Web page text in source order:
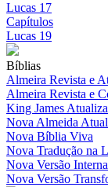
Lucas 17
Capítulos
Lucas 19
Bíblias
Almeira Revista e
Almeira Revista e
King James
Nova Almeida
Nova Bíblia Viva
Nova Tradução na
Nova Versão
Nova Versão